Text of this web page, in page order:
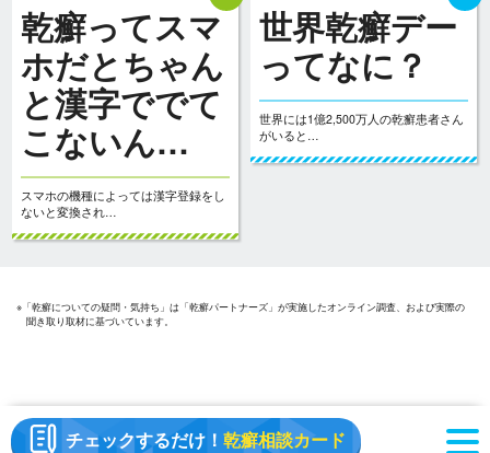
乾癬ってスマ
ホだとちゃん
と漢字ででて
こないん…
スマホの機種によっては漢字登録をし
ないと変換され…
世界乾癬デー
ってなに？
世界には1億2,500万人の乾癬患者さん
がいると…
※「乾癬についての疑問・気持ち」は「乾癬パートナーズ」が実施したオンライン調査、および実際の
聞き取り取材に基づいています。
チェックするだけ！ 乾癬相談カード